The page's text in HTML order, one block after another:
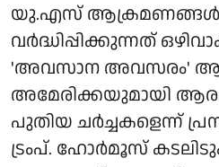
യു.എസ് ആക്രമണങ്ങള്‍
വര്‍ദ്ധിപ്പിക്കുന്നത്
'അവസാന അവസരം'
അമേരിക്കയുമായി
പുതിയ ചര്‍ച്ചകളെന്ന്
ട്രംപ്. ഹോര്‍മൂസ്